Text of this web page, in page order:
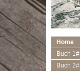
Home
Buch 1#
Buch 2#